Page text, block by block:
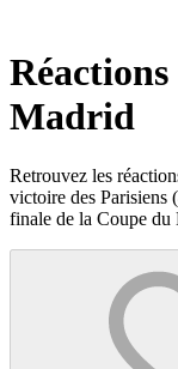
Madrid
Retrouvez les
victoire des Parisiens
finale de la Coupe du